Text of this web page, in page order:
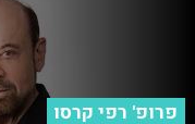
פרופ' רפי קרסו